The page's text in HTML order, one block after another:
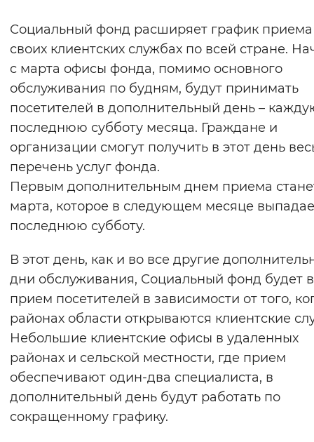
Нормальный Увеличенный
Цвет сайта
Монохромный Инверсивный
Синий фон
Изображения
Включены Выключены
Звуковой ассистент
Воспроизвести Остановить
Вернуть стандартные настройки
Социальный фонд расширяет график
своих клиентских службах по всей стране.
с марта офисы фонда, помимо основного
обслуживания по будням, будут принимать
посетителей в дополнительный день –
последнюю субботу месяца. Граждане и
организации смогут получить в этот день
перечень услуг фонда.
Первым дополнительным днем приема
марта, которое в следующем месяце
последнюю субботу.
В этот день, как и во все другие
дни обслуживания, Социальный фонд будет
прием посетителей в зависимости от того,
районах области открываются клиентские
Небольшие клиентские офисы в удаленных
районах и сельской местности, где прием
обеспечивают один-два специалиста, в
дополнительный день будут работать по
сокращенному графику.